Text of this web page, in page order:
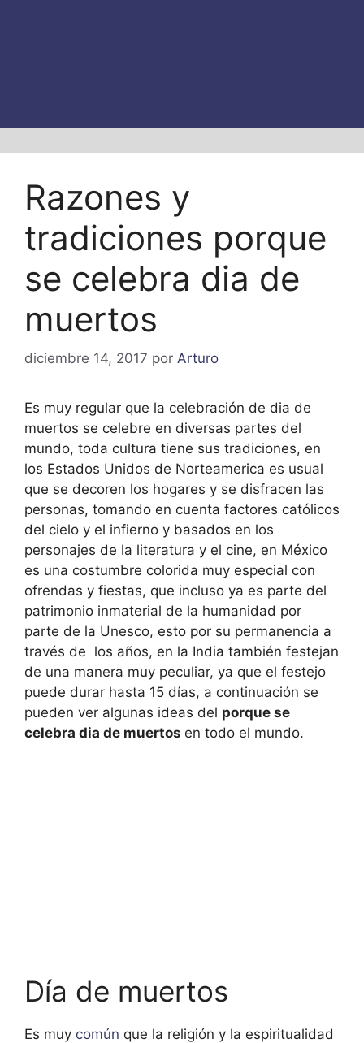
Razones y
tradiciones porque
se celebra dia de
muertos
diciembre 14, 2017 por Arturo
Es muy regular que la celebración de dia de
muertos se celebre en diversas partes del
mundo, toda cultura tiene sus tradiciones, en
los Estados Unidos de Norteamerica es usual
que se decoren los hogares y se disfracen las
personas, tomando en cuenta factores católicos
del cielo y el infierno y basados en los
personajes de la literatura y el cine, en México
es una costumbre colorida muy especial con
ofrendas y fiestas, que incluso ya es parte del
patrimonio inmaterial de la humanidad por
parte de la Unesco, esto por su permanencia a
través de los años, en la India también festejan
de una manera muy peculiar, ya que el festejo
puede durar hasta 15 días, a continuación se
pueden ver algunas ideas del porque se
celebra dia de muertos en todo el mundo.
Día de muertos
Es muy común que la religión y la espiritualidad